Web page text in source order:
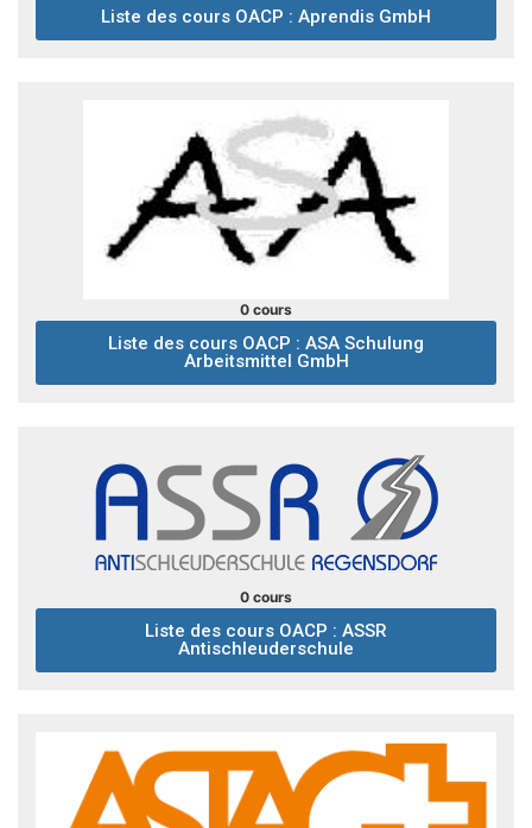
Liste des cours OACP : Aprendis GmbH
0 cours
Liste des cours OACP : ASA Schulung
Arbeitsmittel GmbH
0 cours
Liste des cours OACP : ASSR
Antischleuderschule